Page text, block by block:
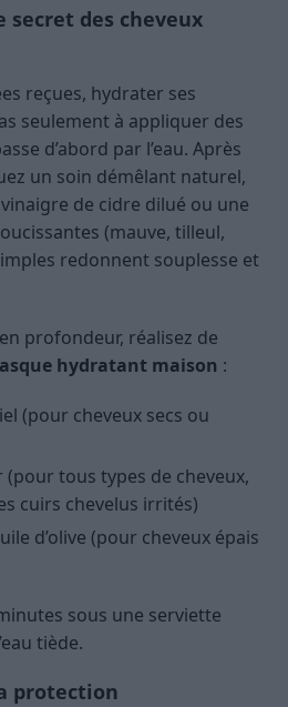
secret des cheveux
reçues, hydrater ses
seulement à appliquer des
d’abord par l’eau. Après
un soin démêlant naturel,
de cidre dilué ou une
(mauve, tilleul,
redonnent souplesse et
profondeur, réalisez de
hydratant maison :
(pour cheveux secs ou
(pour tous types de cheveux,
cuirs chevelus irrités)
d’olive (pour cheveux épais
sous une serviette
tiède.
protection